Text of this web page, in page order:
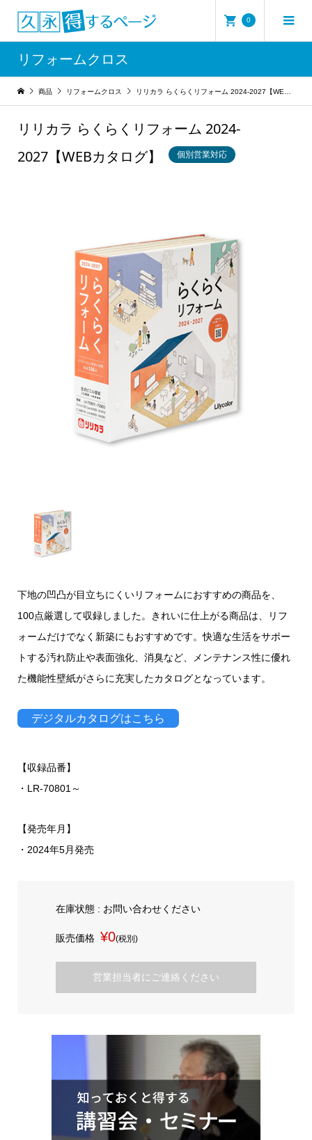
0
リフォームクロス
商品 リフォームクロス リリカラ らくらくリフォーム 2024-2027【WEBカタログ】
リリカラ らくらくリフォーム 2024-
2027【WEBカタログ】
個別営業対応
下地の凹凸が目立ちにくいリフォームにおすすめの商品を、
100点厳選して収録しました。きれいに仕上がる商品は、リフ
ォームだけでなく新築にもおすすめです。快適な生活をサポー
トする汚れ防止や表面強化、消臭など、メンテナンス性に優れ
た機能性壁紙がさらに充実したカタログとなっています。
デジタルカタログはこちら
【収録品番】
・LR-70801～
【発売年月】
・2024年5月発売
在庫状態 : お問い合わせください
販売価格 ¥0(税別)
営業担当者にご連絡ください